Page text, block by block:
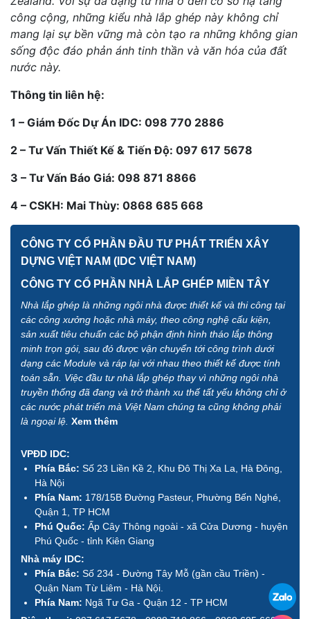
công cộng, những kiểu nhà lắp ghép này không chỉ
mang lại sự bền vững mà còn tạo ra những không gian
sống độc đáo phản ánh tinh thần và văn hóa của đất
nước này.
Thông tin liên hệ:
1 – Giám Đốc Dự Án IDC: 098 770 2886
2 – Tư Vấn Thiết Kế & Tiến Độ: 097 617 5678
3 – Tư Vấn Báo Giá: 098 871 8866
4 – CSKH: Mai Thùy: 0868 685 668
CÔNG TY CỔ PHẦN ĐẦU TƯ PHÁT TRIỂN XÂY
DỰNG VIỆT NAM (IDC VIỆT NAM)
CÔNG TY CỔ PHẦN NHÀ LẮP GHÉP MIỀN TÂY
Nhà lắp ghép là những ngôi nhà được thiết kế và thi công tại
các công xưởng hoặc nhà máy, theo công nghệ cấu kiện,
sản xuất tiêu chuẩn các bộ phận định hình tháo lắp thông
minh trọn gói, sau đó được vận chuyển tới công trình dưới
dạng các Module và ráp lại với nhau theo thiết kế được tính
toán sẵn. Việc đầu tư nhà lắp ghép thay vì những ngôi nhà
truyền thống đã đang và trở thành xu thế tất yếu không chỉ ở
các nước phát triển mà Việt Nam chúng ta cũng không phải
là ngoại lệ. Xem thêm
VPĐD IDC:
Phía Bắc: Số 23 Liền Kề 2, Khu Đô Thị Xa La, Hà Đông,
Hà Nội
Phía Nam: 178/15B Đường Pasteur, Phường Bến Nghé,
Quận 1, TP HCM
Phú Quốc: Ấp Cây Thông ngoài - xã Cửa Dương - huyện
Phú Quốc - tỉnh Kiên Giang
Nhà máy IDC:
Phía Bắc: Số 234 - Đường Tây Mỗ (gần cầu Triền) -
Quận Nam Từ Liêm - Hà Nội.
Phía Nam: Ngã Tư Ga - Quận 12 - TP HCM